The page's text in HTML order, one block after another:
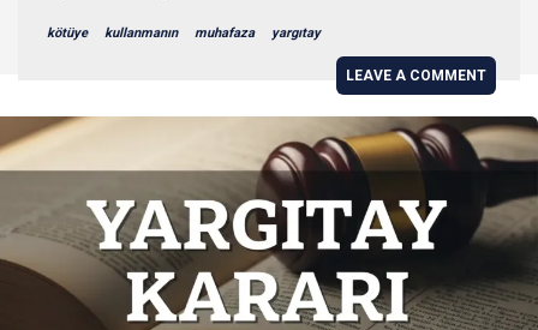
kötüye kullanmanın muhafaza yargıtay
LEAVE A COMMENT